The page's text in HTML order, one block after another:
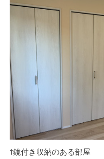
↑鏡付き収納のある部屋